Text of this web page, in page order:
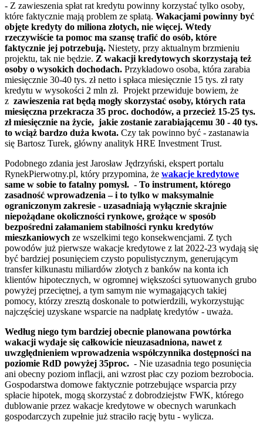
- Z zawieszenia spłat rat kredytu powinny korzystać tylko osoby,
które faktycznie mają problem ze spłatą. Wakacjami powinny być
objęte kredyty do miliona złotych, nie więcej. Wtedy
rzeczywiście ta pomoc ma szansę trafić do osób, które
faktycznie jej potrzebują. Niestety, przy aktualnym brzmieniu
projektu, tak nie będzie. Z wakacji kredytowych skorzystają też
osoby o wysokich dochodach. Przykładowo osoba, która zarabia
miesięcznie 30-40 tys. zł netto i spłaca miesięcznie 15 tys. zł raty
kredytu w wysokości 2 mln zł. Projekt przewiduje bowiem, że
z zawieszenia rat będą mogły skorzystać osoby, których rata
miesięczna przekracza 35 proc. dochodów, a przecież 15-25 tys.
zł miesięcznie na życie, jakie zostanie zarabiającemu 30 - 40 tys.
to wciąż bardzo duża kwota. Czy tak powinno być - zastanawia
się Bartosz Turek, główny analityk HRE Investment Trust.
Podobnego zdania jest Jarosław Jędrzyński, ekspert portalu
RynekPierwotny.pl, który przypomina, że wakacje kredytowe
same w sobie to fatalny pomysł. - To instrument, którego
zasadność wprowadzenia – i to tylko w maksymalnie
ograniczonym zakresie - uzasadniają wyłącznie skrajnie
niepożądane okoliczności rynkowe, grożące w sposób
bezpośredni załamaniem stabilności rynku kredytów
mieszkaniowych ze wszelkimi tego konsekwencjami. Z tych
powodów już pierwsze wakacje kredytowe z lat 2022-23 wydają się
być bardziej posunięciem czysto populistycznym, generującym
transfer kilkunastu miliardów złotych z banków na konta ich
klientów hipotecznych, w ogromnej większości sytuowanych grubo
powyżej przeciętnej, a tym samym nie wymagających takiej
pomocy, którzy zresztą doskonale to potwierdzili, wykorzystując
najczęściej uzyskane wsparcie na nadpłatę kredytów - uważa.
Według niego tym bardziej obecnie planowana powtórka
wakacji wydaje się całkowicie nieuzasadniona, nawet z
uwzględnieniem wprowadzenia współczynnika dostępności na
poziomie RdD powyżej 35proc. - Nie uzasadnia tego posunięcia
ani obecny poziom inflacji, ani wzrost płac czy poziom bezrobocia.
Gospodarstwa domowe faktycznie potrzebujące wsparcia przy
spłacie hipotek, mogą skorzystać z dobrodziejstw FWK, którego
dublowanie przez wakacje kredytowe w obecnych warunkach
gospodarczych zupełnie już straciło rację bytu - wylicza.